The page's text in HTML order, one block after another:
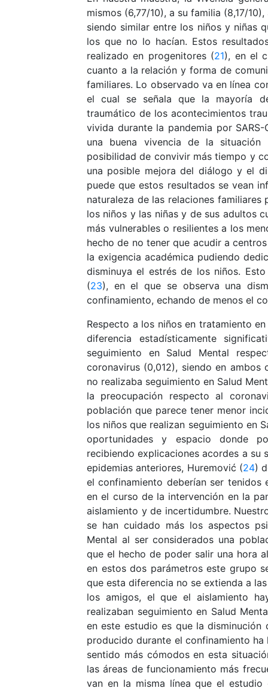
mismos (6,77/10), a su familia (8,17/
siendo similar entre los niños y niñas
los que no lo hacían. Estos
realizado en progenitores (21), en el
cuanto a la relación y forma de
familiares. Lo observado va en línea
el cual se señala que la mayoría
traumático de los acontecimientos
vivida durante la pandemia por
una buena vivencia de la
posibilidad de convivir más tiempo y
una posible mejora del diálogo y el
puede que estos resultados se vean
naturaleza de las relaciones
los niños y las niñas y de sus adultos
más vulnerables o resilientes a los
hecho de no tener que acudir a
la exigencia académica pudiendo
disminuya el estrés de los niños.
(23), en el que se observa una
confinamiento, echando de menos el
Respecto a los niños en tratamiento
diferencia estadísticamente
seguimiento en Salud Mental
coronavirus (0,012), siendo en
no realizaba seguimiento en Salud
la preocupación respecto al
población que parece tener menor
los niños que realizan seguimiento en
oportunidades y espacio donde
recibiendo explicaciones acordes a su
epidemias anteriores, Huremović (24)
el confinamiento deberían ser
en el curso de la intervención en la
aislamiento y de incertidumbre.
se han cuidado más los aspectos
Mental al ser considerados una
que el hecho de poder salir una hora
en estos dos parámetros este grupo
que esta diferencia no se extienda a
los amigos, el que el aislamiento
realizaban seguimiento en Salud
en este estudio es que la disminución
producido durante el confinamiento
sentido más cómodos en esta
las áreas de funcionamiento más
van en la misma línea que el